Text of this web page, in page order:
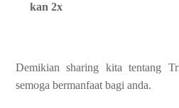
kan 2x
Demikian sharing kita tentang
semoga bermanfaat bagi anda.